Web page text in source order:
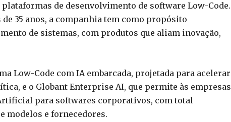
de desenvolvimento de software Low-Code.
35 anos, a companhia tem como propósito
de sistemas, com produtos que aliam inovação,
Low-Code com IA embarcada, projetada para acelerar
e o Globant Enterprise AI, que permite às empresas
para softwares corporativos, com total
modelos e fornecedores.